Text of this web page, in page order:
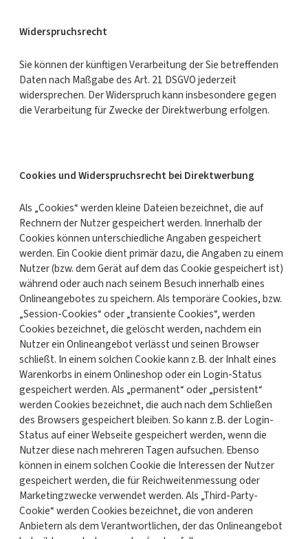
Widerspruchsrecht
Sie können der künftigen Verarbeitung der Sie betreffenden
Daten nach Maßgabe des Art. 21 DSGVO jederzeit
widersprechen. Der Widerspruch kann insbesondere gegen
die Verarbeitung für Zwecke der Direktwerbung erfolgen.
Cookies und Widerspruchsrecht bei Direktwerbung
Als „Cookies“ werden kleine Dateien bezeichnet, die auf
Rechnern der Nutzer gespeichert werden. Innerhalb der
Cookies können unterschiedliche Angaben gespeichert
werden. Ein Cookie dient primär dazu, die Angaben zu einem
Nutzer (bzw. dem Gerät auf dem das Cookie gespeichert ist)
während oder auch nach seinem Besuch innerhalb eines
Onlineangebotes zu speichern. Als temporäre Cookies, bzw.
„Session-Cookies“ oder „transiente Cookies“, werden
Cookies bezeichnet, die gelöscht werden, nachdem ein
Nutzer ein Onlineangebot verlässt und seinen Browser
schließt. In einem solchen Cookie kann z.B. der Inhalt eines
Warenkorbs in einem Onlineshop oder ein Login-Status
gespeichert werden. Als „permanent“ oder „persistent“
werden Cookies bezeichnet, die auch nach dem Schließen
des Browsers gespeichert bleiben. So kann z.B. der Login-
Status auf einer Webseite gespeichert werden, wenn die
Nutzer diese nach mehreren Tagen aufsuchen. Ebenso
können in einem solchen Cookie die Interessen der Nutzer
gespeichert werden, die für Reichweitenmessung oder
Marketingzwecke verwendet werden. Als „Third-Party-
Cookie“ werden Cookies bezeichnet, die von anderen
Anbietern als dem Verantwortlichen, der das Onlineangebot